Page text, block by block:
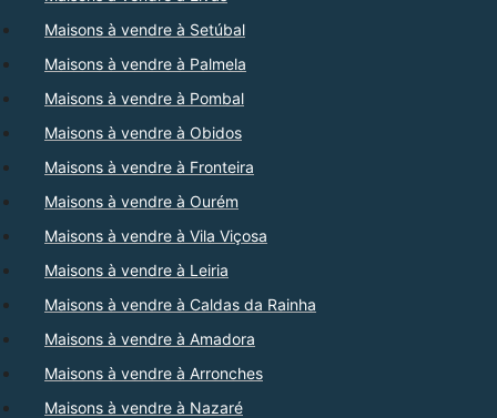
Maisons à vendre à Setúbal
Maisons à vendre à Palmela
Maisons à vendre à Pombal
Maisons à vendre à Obidos
Maisons à vendre à Fronteira
Maisons à vendre à Ourém
Maisons à vendre à Vila Viçosa
Maisons à vendre à Leiria
Maisons à vendre à Caldas da Rainha
Maisons à vendre à Amadora
Maisons à vendre à Arronches
Maisons à vendre à Nazaré